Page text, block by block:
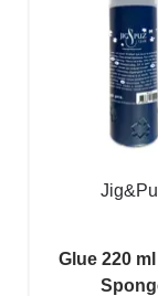
Glue 220